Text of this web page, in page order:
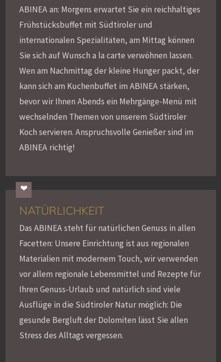
ABINEA an: Morgens erwartet Sie ein reichhaltiges
Frühstücksbuffet mit Südtiroler und
internationalen Spezialitäten, am Mittag können
Sie sich auf Wunsch a la carte verwöhnen lassen.
Wen am Nachmittag der kleine Hunger packt, der
kann sich am Kuchenbuffet im ABINEA stärken,
bevor wir Ihnen Abends ein Mehrgänge-Menü mit
wechselnden Themen von unserem Südtiroler
Koch servieren. Anspruchsvolle Genießer sind im
ABINEA richtig!
NATÜRLICHKEIT
Das ABINEA steht für natürlichen Genuss in allen
Facetten: Unsere Einrichtung ist aus regionalen
Materialien mit modernem Touch, wir verwenden
vor allem regionale Lebensmittel und Rezepte für
Ihren Genuss-Urlaub und natürlich sind viele
Ausflüge in die Südtiroler Natur möglich: Die
gesunde Bergluft der Dolomiten lässt Sie allen
Stress des Alltags vergessen.